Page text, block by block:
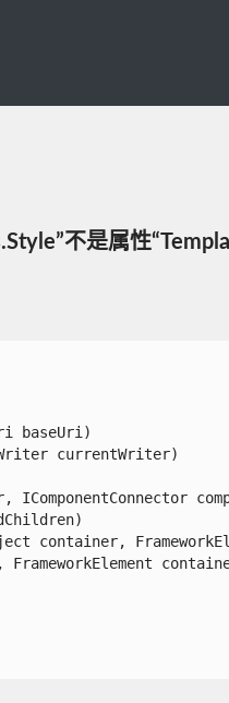
不是属性
baseUri)
currentWriter)
container,
FrameworkElement